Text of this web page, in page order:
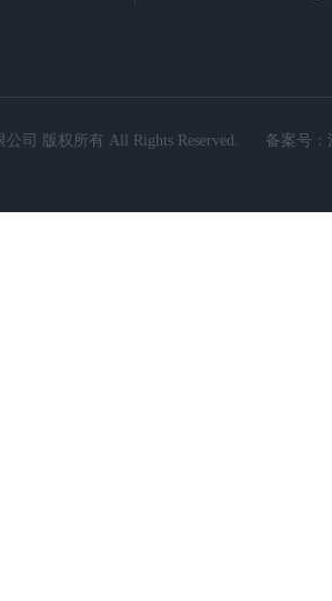
司 版权所有 All Rights Reserved. 备案号：